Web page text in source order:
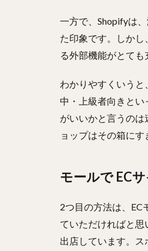
一方で、Shopifyは
た印象です。しか
る外部機能がとても
わかりやすくいうと
中・上級者向きと
がいいかと言うの
ョップはその箱にす
モールで EC
2つ目の方法は、EC
ていただければと
出店しています。ス